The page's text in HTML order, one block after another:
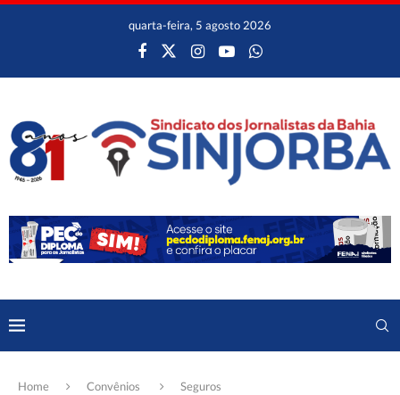
quarta-feira, 5 agosto 2026
Home Convênios Seguros